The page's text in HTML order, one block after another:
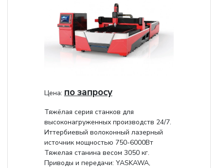
Цена: по запросу
Тяжёлая серия станков для
высоконагруженных производств 24/7.
Иттербиевый волоконный лазерный
источник мощностью 750-6000Вт
Тяжелая станина весом 3050 кг.
Приводы и передачи: YASKAWA,